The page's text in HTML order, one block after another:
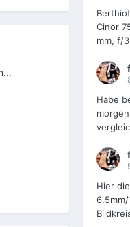
Cinor
mm, f/
Habe
Hier